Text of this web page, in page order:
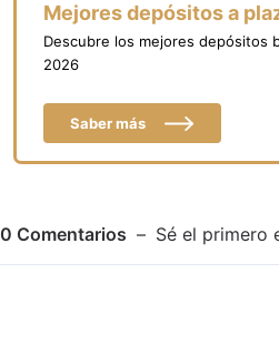
Mejores depósitos a
Descubre los mejores depósitos
2026
Saber más
0 Comentarios Sé el primero